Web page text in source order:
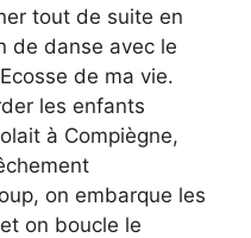
tout de suite en
de danse avec le
de ma vie.
les enfants
à Compiègne,
on embarque les
on boucle le